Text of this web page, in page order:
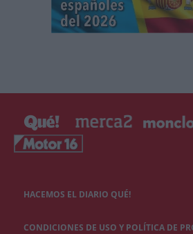
HACEMOS EL DIARIO QUÉ!
CONDICIONES DE USO Y POLÍTICA DE